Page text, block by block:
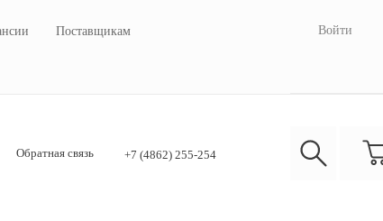
Поставщикам Войти
Обратная связь +7 (4862) 255-254